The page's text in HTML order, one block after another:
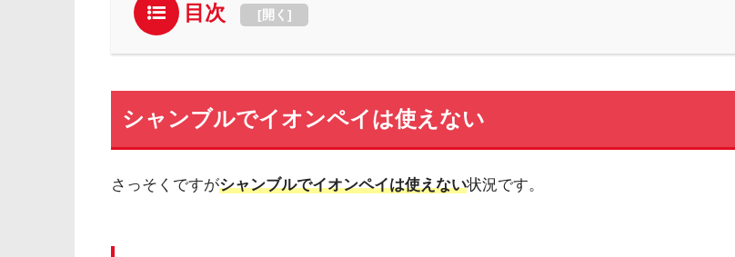
目次 [開く ]
シャンブルでイオンペイは使えない
さっそくですがシャンブルでイオンペイは使えない状況です。